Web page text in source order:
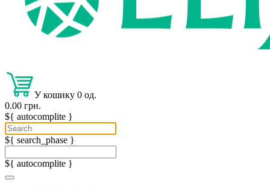
У кошику 0 од.
0.00 грн.
${ autocomplite }
${ search_phase }
${ autocomplite }